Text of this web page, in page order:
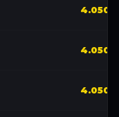
4.050
4.050
4.050